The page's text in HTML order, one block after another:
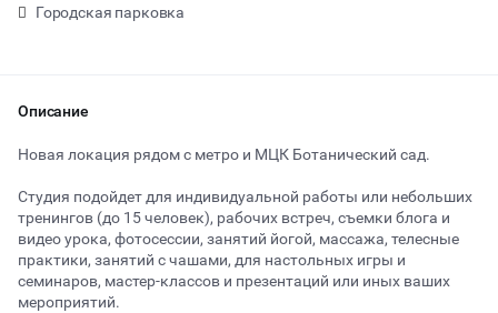
Городская парковка
Описание
Новая локация рядом с метро и МЦК Ботанический сад.
Студия подойдет для индивидуальной работы или небольших
тренингов (до 15 человек), рабочих встреч, съемки блога и
видео урока, фотосессии, занятий йогой, массажа, телесные
практики, занятий с чашами, для настольных игры и
семинаров, мастер-классов и презентаций или иных ваших
мероприятий.
от 650 ₽ за час
ДЕНЬ РОЖДЕНИЯ
Начало Окончание